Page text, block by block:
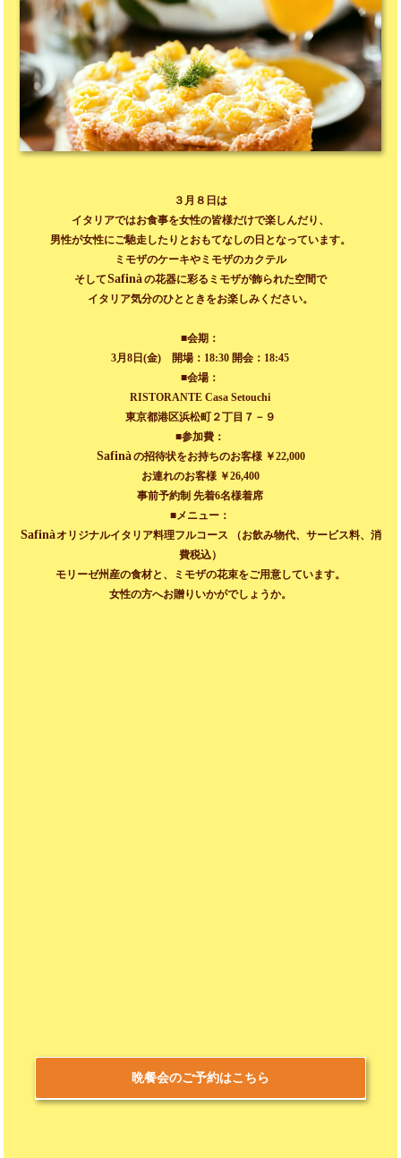
３月８日は
イタリアではお食事を女性の皆様だけで楽しんだり、
男性が女性にご馳走したりとおもてなしの日となっています。
ミモザのケーキやミモザのカクテル
そしてSafinàの花器に彩るミモザが飾られた空間で
イタリア気分のひとときをお楽しみください。
■会期：
3月8日(金) 開場：18:30 開会：18:45
■会場：
RISTORANTE Casa Setouchi
東京都港区浜松町２丁目７－９
■参加費：
Safinàの招待状をお持ちのお客様 ￥22,000
お連れのお客様 ￥26,400
事前予約制 先着6名様着席
■メニュー：
Safinàオリジナルイタリア料理フルコース （お飲み物代、サービス料、消
費税込）
モリーゼ州産の食材と、ミモザの花束をご用意しています。
女性の方へお贈りいかがでしょうか。
晩餐会のご予約はこちら